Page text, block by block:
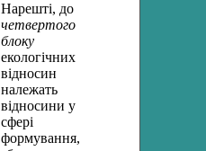
Нарешті, до
четвертого
блоку
екологічних
відносин
належать
відносини у
сфері
формування,